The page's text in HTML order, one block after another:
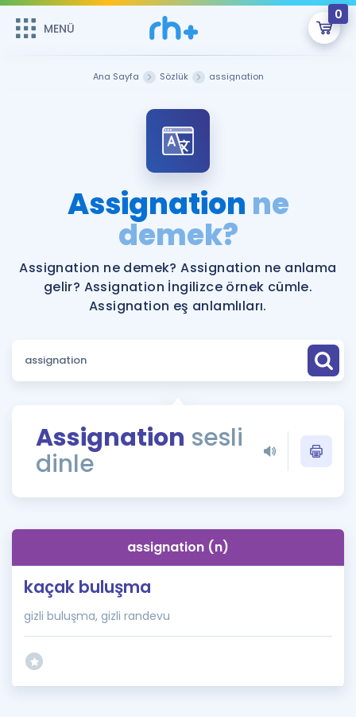
MENÜ
0
Şifremi Hatırlamıyorum
Sepetin Şu An Boş.
Remzi Hoca ile seni sınava hazırlayacak onlarca eğitim seni
bekliyor!
MENÜ
Katılımcı Görüşleri
Faydalı Araçlar
Ücretsiz Kaynaklar
Puan Hesaplama
ÖSYM Sınav Takvimi
Kampanyalar
İngilizce Gramer
İngilizce Gramer
Ana Sayfa Sözlük assignation
Assignation ne
demek?
Assignation ne demek? Assignation ne anlama
gelir? Assignation İngilizce örnek cümle.
Assignation eş anlamlıları.
Assignation sesli
dinle
assignation (n)
kaçak buluşma
gizli buluşma, gizli randevu